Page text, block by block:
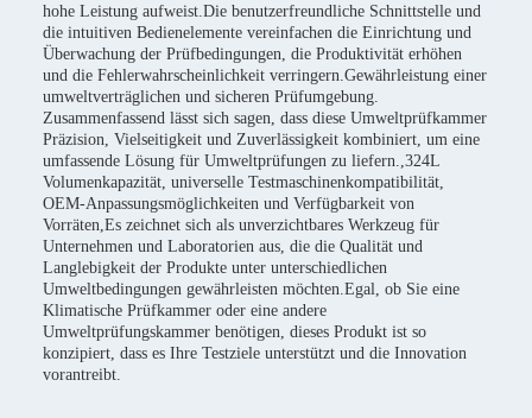
hohe Leistung aufweist.Die benutzerfreundliche Schnittstelle und
die intuitiven Bedienelemente vereinfachen die Einrichtung und
Überwachung der Prüfbedingungen, die Produktivität erhöhen
und die Fehlerwahrscheinlichkeit verringern.Gewährleistung einer
umweltverträglichen und sicheren Prüfumgebung.
Zusammenfassend lässt sich sagen, dass diese Umweltprüfkammer
Präzision, Vielseitigkeit und Zuverlässigkeit kombiniert, um eine
umfassende Lösung für Umweltprüfungen zu liefern.,324L
Volumenkapazität, universelle Testmaschinenkompatibilität,
OEM-Anpassungsmöglichkeiten und Verfügbarkeit von
Vorräten,Es zeichnet sich als unverzichtbares Werkzeug für
Unternehmen und Laboratorien aus, die die Qualität und
Langlebigkeit der Produkte unter unterschiedlichen
Umweltbedingungen gewährleisten möchten.Egal, ob Sie eine
Klimatische Prüfkammer oder eine andere
Umweltprüfungskammer benötigen, dieses Produkt ist so
konzipiert, dass es Ihre Testziele unterstützt und die Innovation
vorantreibt.